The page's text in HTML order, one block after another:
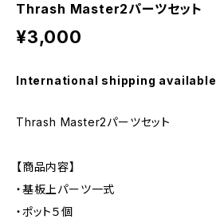
Thrash Master2パーツセット
¥3,000
International shipping available
Thrash Master2パーツセット
【商品内容】
・基板上パーツ一式
・ポット５個